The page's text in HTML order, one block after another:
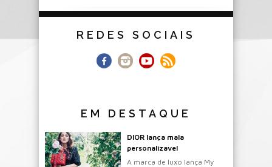
REDES SOCIAIS
EM DESTAQUE
DIOR lança mala
personalizavel
A marca de luxo lança My